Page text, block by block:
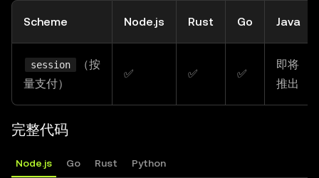
Scheme Node.js Rust Go Java
session
（按
量支付）
✅ ✅ ✅
即将
推出
完整代码
Node.js Go Rust Python